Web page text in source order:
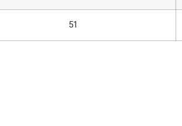
51